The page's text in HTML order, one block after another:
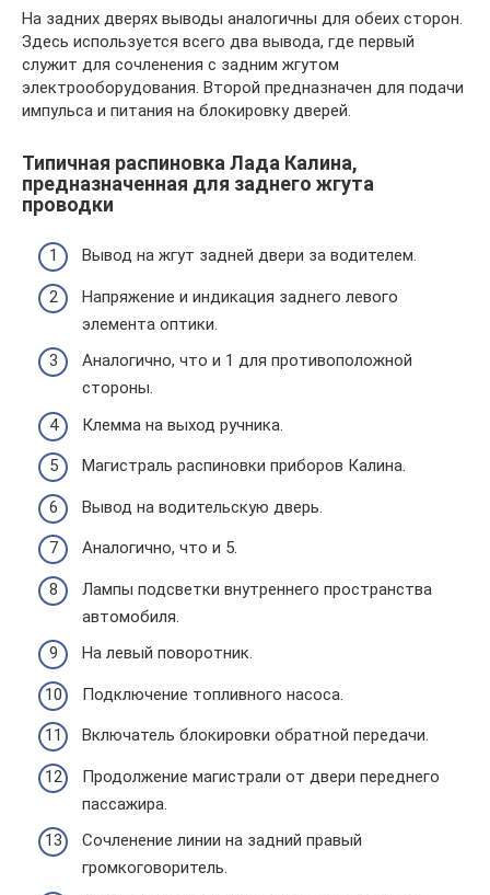
На задних дверях выводы аналогичны для обеих сторон.
Здесь используется всего два вывода, где первый
служит для сочленения с задним жгутом
электрооборудования. Второй предназначен для подачи
импульса и питания на блокировку дверей.
Типичная распиновка Лада Калина,
предназначенная для заднего жгута
проводки
Вывод на жгут задней двери за водителем.
Напряжение и индикация заднего левого
элемента оптики.
Аналогично, что и 1 для противоположной
стороны.
Клемма на выход ручника.
Магистраль распиновки приборов Калина.
Вывод на водительскую дверь.
Аналогично, что и 5.
Лампы подсветки внутреннего пространства
автомобиля.
На левый поворотник.
Подключение топливного насоса.
Включатель блокировки обратной передачи.
Продолжение магистрали от двери переднего
пассажира.
Сочленение линии на задний правый
громкоговоритель.